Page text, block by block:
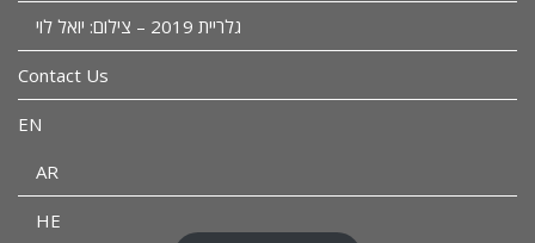
גלריית 2019 – צילום: יואל לוי
Contact Us
EN
AR
HE